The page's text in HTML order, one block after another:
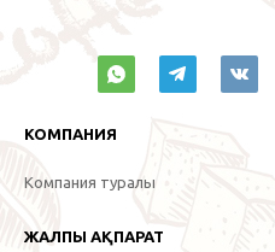
КОМПАНИЯ
Компания туралы
ЖАЛПЫ АҚПАРАТ